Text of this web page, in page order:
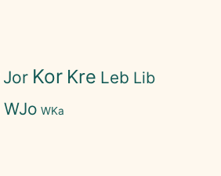
Jor Kor Kre Leb Lib
WJo WKa